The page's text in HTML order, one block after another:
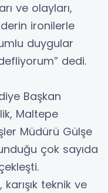
ve olayları,
ironilerle
duygular
dedi.
Başkan
Maltepe
Müdürü Gülşe
çok sayıda
teknik ve